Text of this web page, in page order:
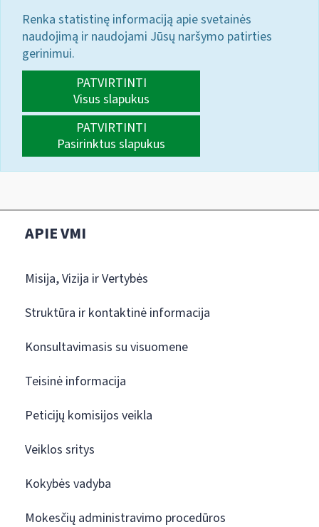
Renka statistinę informaciją apie svetainės
naudojimą ir naudojami Jūsų naršymo patirties
gerinimui.
PATVIRTINTI
Visus slapukus
PATVIRTINTI
Pasirinktus slapukus
APIE VMI
Misija, Vizija ir Vertybės
Struktūra ir kontaktinė informacija
Konsultavimasis su visuomene
Teisinė informacija
Peticijų komisijos veikla
Veiklos sritys
Kokybės vadyba
Mokesčių administravimo procedūros